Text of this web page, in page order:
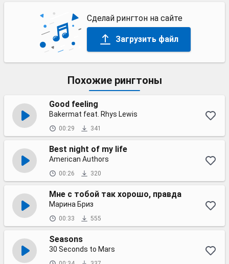
Сделай рингтон на сайте
Загрузить файл
Похожие рингтоны
Good feeling
Bakermat feat. Rhys Lewis
00:29 341
Best night of my life
American Authors
00:26 320
Мне с тобой так хорошо, правда
Марина Бриз
00:33 555
Seasons
30 Seconds to Mars